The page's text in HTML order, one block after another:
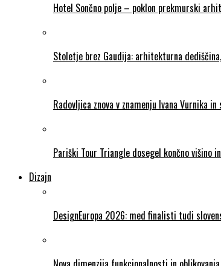
Hotel Sončno polje – poklon prekmurski
Stoletje brez Gaudija: arhitekturna
Radovljica znova v znamenju Ivana Vurnika
Pariški Tour Triangle dosegel končno višino
Dizajn
DesignEuropa 2026: med finalisti tudi